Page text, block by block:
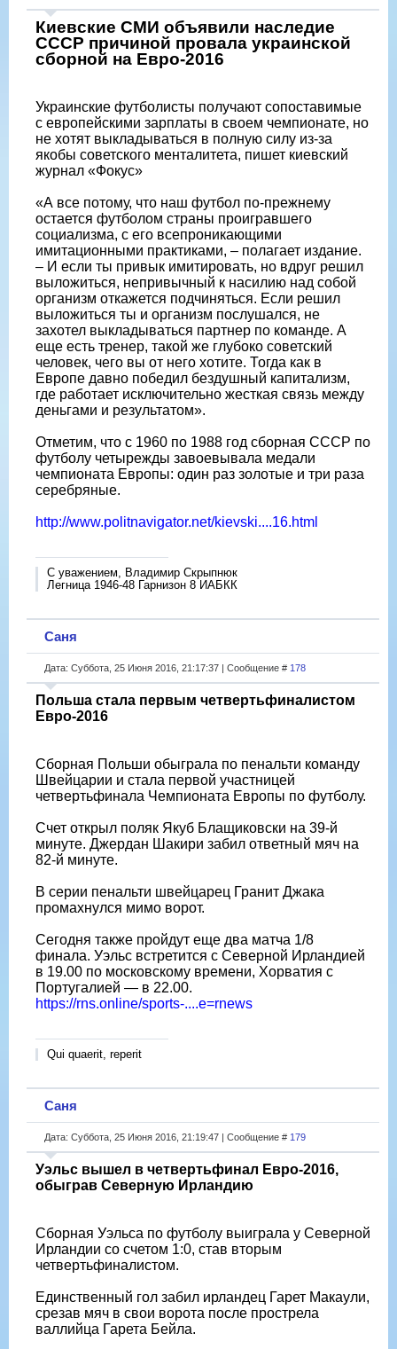
Киевские СМИ объявили наследие
СССР причиной провала украинской
сборной на Евро-2016
Украинские футболисты получают сопоставимые
с европейскими зарплаты в своем чемпионате, но
не хотят выкладываться в полную силу из-за
якобы советского менталитета, пишет киевский
журнал «Фокус»
«А все потому, что наш футбол по-прежнему
остается футболом страны проигравшего
социализма, с его всепроникающими
имитационными практиками, – полагает издание.
– И если ты привык имитировать, но вдруг решил
выложиться, непривычный к насилию над собой
организм откажется подчиняться. Если решил
выложиться ты и организм послушался, не
захотел выкладываться партнер по команде. А
еще есть тренер, такой же глубоко советский
человек, чего вы от него хотите. Тогда как в
Европе давно победил бездушный капитализм,
где работает исключительно жесткая связь между
деньгами и результатом».
Отметим, что с 1960 по 1988 год сборная СССР по
футболу четырежды завоевывала медали
чемпионата Европы: один раз золотые и три раза
серебряные.
http://www.politnavigator.net/kievski....16.html
С уважением, Владимир Скрыпнюк
Легница 1946-48 Гарнизон 8 ИАБКК
Саня
Дата: Суббота, 25 Июня 2016, 21:17:37 | Сообщение # 178
Польша стала первым четвертьфиналистом
Евро-2016
Сборная Польши обыграла по пенальти команду
Швейцарии и стала первой участницей
четвертьфинала Чемпионата Европы по футболу.
Счет открыл поляк Якуб Блащиковски на 39-й
минуте. Джердан Шакири забил ответный мяч на
82-й минуте.
В серии пенальти швейцарец Гранит Джака
промахнулся мимо ворот.
Сегодня также пройдут еще два матча 1/8
финала. Уэльс встретится с Северной Ирландией
в 19.00 по московскому времени, Хорватия с
Португалией — в 22.00.
https://rns.online/sports-....e=rnews
Qui quaerit, reperit
Саня
Дата: Суббота, 25 Июня 2016, 21:19:47 | Сообщение # 179
Уэльс вышел в четвертьфинал Евро-2016,
обыграв Северную Ирландию
Сборная Уэльса по футболу выиграла у Северной
Ирландии со счетом 1:0, став вторым
четвертьфиналистом.
Единственный гол забил ирландец Гарет Макаули,
срезав мяч в свои ворота после прострела
валлийца Гарета Бейла.